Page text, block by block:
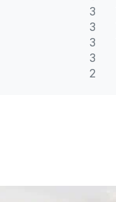
3
3
3
3
2